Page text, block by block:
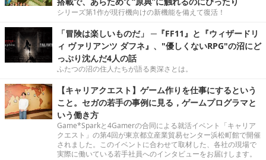
シリーズ第1作が現行機向けの新機能を備えて復活！
「冒険は楽しいものだ」 ─『FF11』と『ウィザードリ
ィ ヴァリアンツ ダフネ』、"優しくないRPG"の沼にど
っぷり沈んだ4人の話
ふたつの沼の住人たちが語る奥深さとは。
【キャリアクエスト】ゲーム作りを仕事にするという
こと。セガの若手の事例に見る，ゲームプログラマと
いう働き方
Game*Sparkと4Gamerの合同による就活イベント「キャリア
クエスト」の第4回が東京都立産業貿易センター浜松町館で開催
されました。このイベントに合わせて取材した、各社の現場で
実際に働いている若手社員へのインタビューをお届けします。